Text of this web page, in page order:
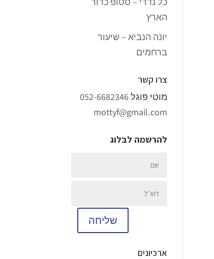
הארץ
יונה הנביא – שיעור
ברחמים
צרו קשר
מוטי פוגל052-6682346
mottyf@gmail.com
להרשמה לבלוג
שליחה
ארכיונים